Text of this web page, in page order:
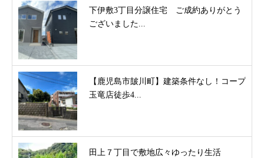
下伊敷3丁目分譲住宅 ご成約ありがとう
ございました...
【鹿児島市皷川町】建築条件なし！コープ
玉竜店徒歩4...
田上７丁目で敷地広々ゆったり生活